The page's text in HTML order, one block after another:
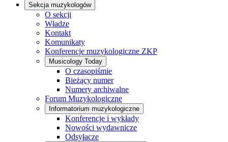
Sekcja muzykologów
O sekcji
Władze
Kontakt
Komunikaty
Konferencje muzykologiczne ZKP
Musicology Today
O czasopiśmie
Bieżący numer
Numery archiwalne
Forum Muzykologiczne
Informatorium muzykologiczne
Konferencje i wykłady
Nowości wydawnicze
Odsyłacze